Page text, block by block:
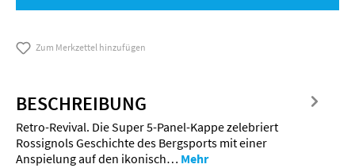
Zum Merkzettel hinzufügen
BESCHREIBUNG
Retro-Revival. Die Super 5-Panel-Kappe zelebriert
Rossignols Geschichte des Bergsports mit einer
Anspielung auf den ikonisch… Mehr